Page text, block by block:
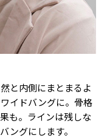
と内側にまとまるよ
イドバングに。骨格
も。ラインは残しな
ングにします。